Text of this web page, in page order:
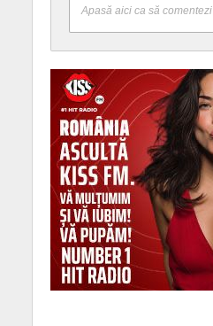
Apasă aici ca să comentezi